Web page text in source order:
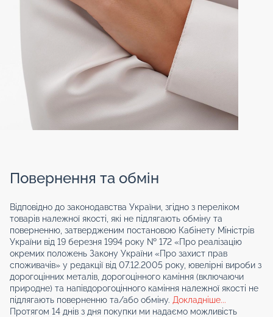
Повернення та обмін
Відповідно до законодавства України, згідно з переліком
товарів належної якості, які не підлягають обміну та
поверненню, затвердженим постановою Кабінету Міністрів
України від 19 березня 1994 року № 172 «Про реалізацію
окремих положень Закону України «Про захист прав
споживачів» у редакції від 07.12.2005 року, ювелірні вироби з
дорогоцінних металів, дорогоцінного каміння (включаючи
природне) та напівдорогоцінного каміння належної якості не
підлягають поверненню та/або обміну. Докладніше...
Протягом 14 днів з дня покупки ми надаємо можливість